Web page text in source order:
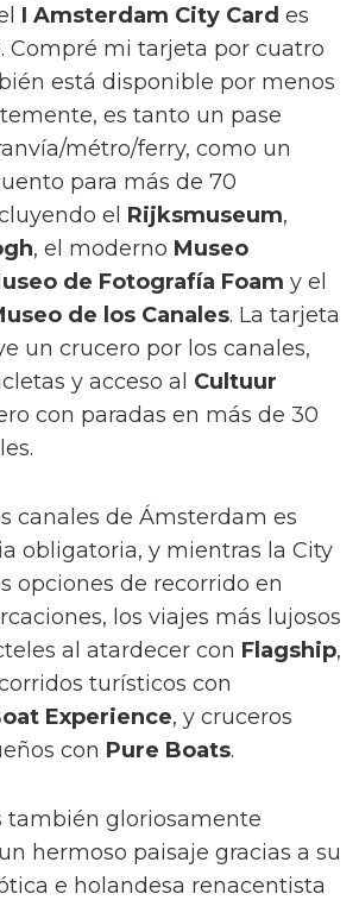
I Amsterdam City Card es
Compré mi tarjeta por cuatro
está disponible por menos
es tanto un pase
métro/ferry, como un
para más de 70
el Rijksmuseum,
, el moderno Museo
de Fotografía Foam y el
de los Canales. La tarjeta
un crucero por los canales,
y acceso al Cultuur
con paradas en más de 30
canales de Ámsterdam es
obligatoria, y mientras la City
opciones de recorrido en
los viajes más lujosos
al atardecer con Flagship,
turísticos con
Experience, y cruceros
con Pure Boats.
también gloriosamente
hermoso paisaje gracias a su
e holandesa renacentista